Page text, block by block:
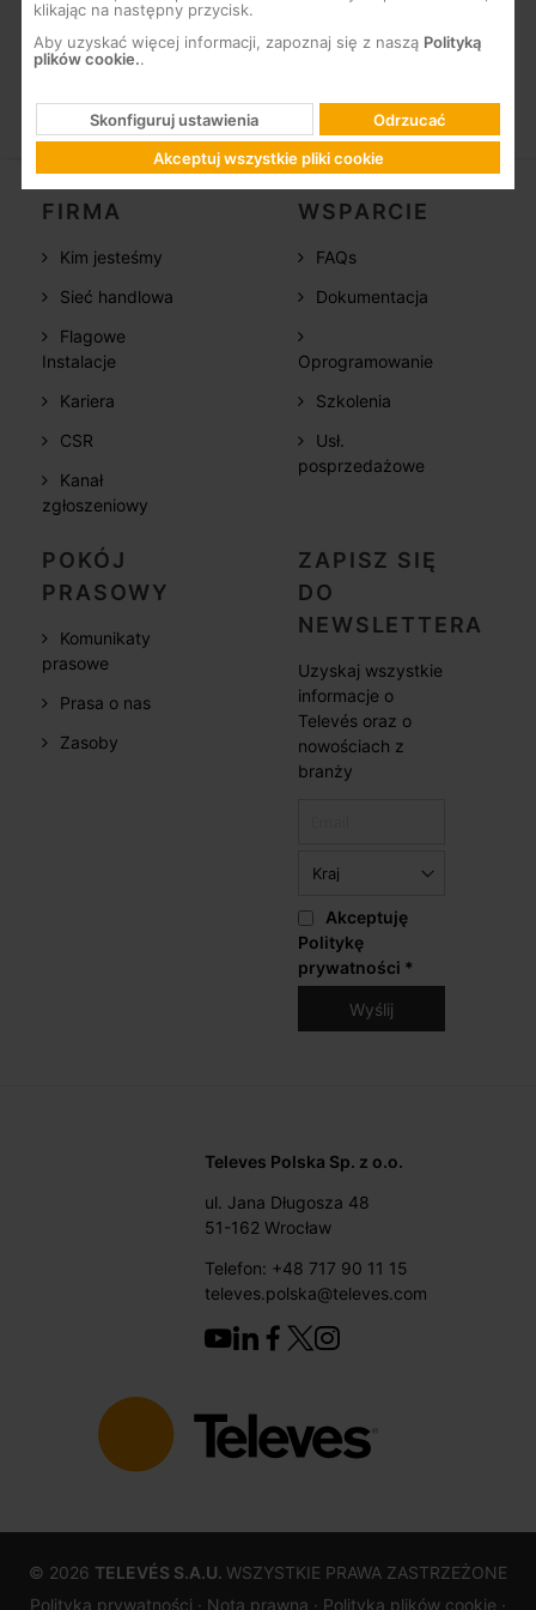
Kolor szary (RAL 7035)
FIRMA
Kim jesteśmy
Sieć handlowa
Flagowe
Instalacje
Kariera
CSR
Kanał
zgłoszeniowy
WSPARCIE
FAQs
Dokumentacja
Oprogramowanie
Szkolenia
Usł.
posprzedażowe
POKÓJ
PRASOWY
Komunikaty
prasowe
Prasa o nas
Zasoby
ZAPISZ SIĘ
DO
NEWSLETTERA
Uzyskaj wszystkie
informacje o
Televés oraz o
nowościach z
branży
Akceptuję
Politykę
prywatności *
Televes Polska Sp. z o.o.
ul. Jana Długosza 48
51-162 Wrocław
Telefon: +48 717 90 11 15
televes.polska@televes.com
© 2026 TELEVÉS S.A.U. WSZYSTKIE PRAWA ZASTRZEŻONE
Polityka prywatności · Nota prawna · Polityką plików cookie ·
klikając na następny przycisk.
Aby uzyskać więcej informacji, zapoznaj się z naszą Polityką
plików cookie..
Skonfiguruj ustawienia
Odrzucać
Akceptuj wszystkie pliki cookie